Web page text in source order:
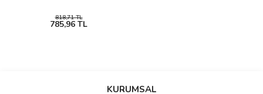
818,71 TL
785,96 TL
KURUMSAL